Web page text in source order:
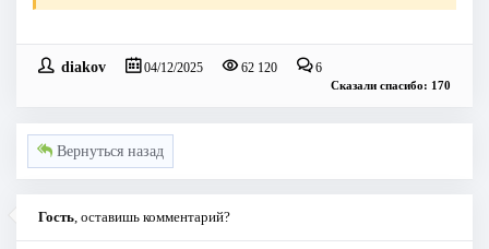
diakov 04/12/2025 62 120 6
Сказали спасибо: 170
Вернуться назад
Гость, оставишь комментарий?